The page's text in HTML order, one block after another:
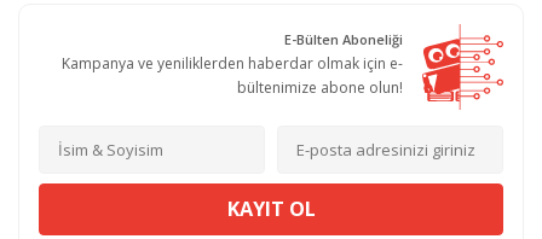
E-Bülten Aboneliği
Kampanya ve yeniliklerden haberdar olmak için e-
bültenimize abone olun!
KAYIT OL